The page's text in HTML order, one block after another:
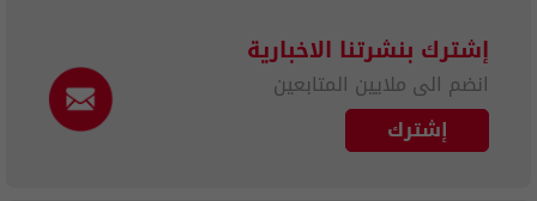
إشترك بنشرتنا الاخبارية
انضم الى ملايين المتابعين
إشترك